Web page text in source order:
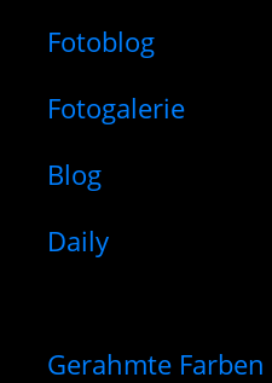
Fotoblog
Fotogalerie
Blog
Daily
Gerahmte Farben